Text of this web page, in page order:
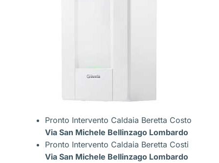
Pronto Intervento Caldaia Beretta Costo
Via San Michele Bellinzago Lombardo
Pronto Intervento Caldaia Beretta Costi
Via San Michele Bellinzago Lombardo